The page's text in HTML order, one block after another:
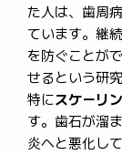
た人は、歯周
ています。継
を防ぐことが
せるという研
特にスケーリ
す。歯石が溜
炎へと悪化し